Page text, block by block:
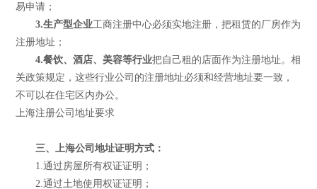
易申请；
3.生产型企业工商注册中心必须实地注册，把租赁的厂房作为
注册地址；
4.餐饮、酒店、美容等行业把自己租的店面作为注册地址。相
关政策规定，这些行业公司的注册地址必须和经营地址要一致，
不可以在住宅区内办公。
上海注册公司地址要求
三、上海公司地址证明方式：
1.通过房屋所有权证证明；
2.通过土地使用权证证明；